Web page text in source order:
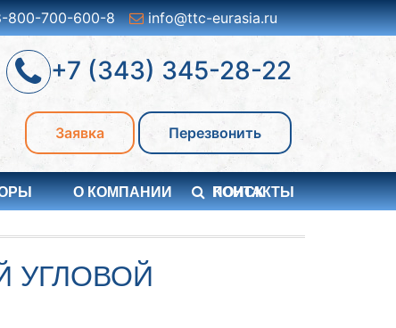
800-700-600-8 info@ttc-eurasia.ru
+7 (343) 345-28-22
Заявка Перезвонить
О КОМПАНИИ КОНТАКТЫ
ПОИСК
УГЛОВОЙ